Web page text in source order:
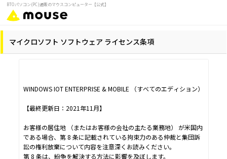
BTOパソコン(PC)通販のマウスコンピューター【公式】
マイクロソフト ソフトウェア ライセンス条項